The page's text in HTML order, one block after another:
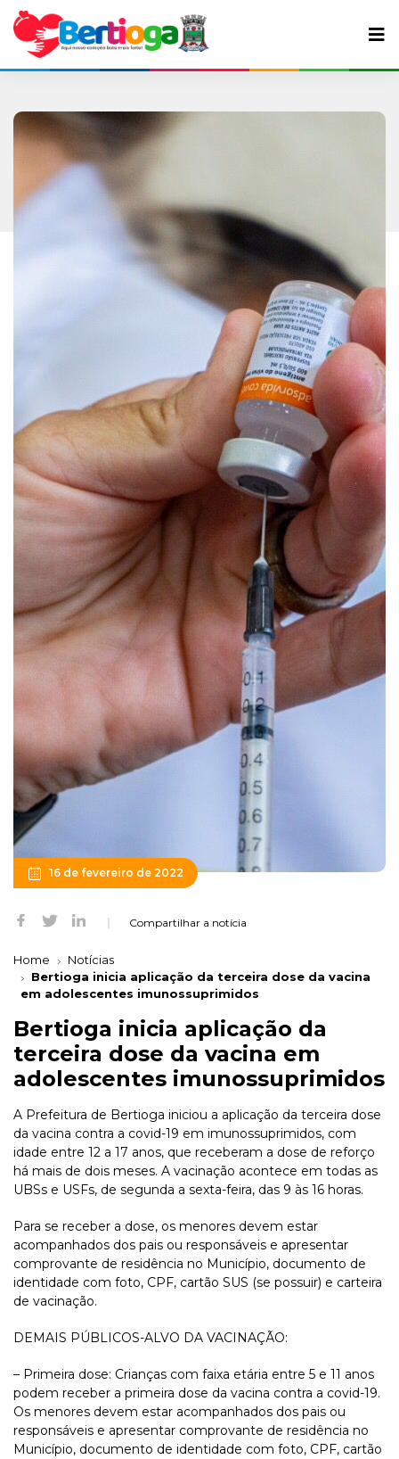
16 de fevereiro de 2022
Compartilhar a notícia
Home
Notícias
Bertioga inicia aplicação da terceira dose da vacina
em adolescentes imunossuprimidos
Bertioga inicia aplicação da
terceira dose da vacina em
adolescentes imunossuprimidos
A Prefeitura de Bertioga iniciou a aplicação da terceira dose
da vacina contra a covid-19 em imunossuprimidos, com
idade entre 12 a 17 anos, que receberam a dose de reforço
há mais de dois meses. A vacinação acontece em todas as
UBSs e USFs, de segunda a sexta-feira, das 9 às 16 horas.
Para se receber a dose, os menores devem estar
acompanhados dos pais ou responsáveis e apresentar
comprovante de residência no Município, documento de
identidade com foto, CPF, cartão SUS (se possuir) e carteira
de vacinação.
DEMAIS PÚBLICOS-ALVO DA VACINAÇÃO:
– Primeira dose: Crianças com faixa etária entre 5 e 11 anos
podem receber a primeira dose da vacina contra a covid-19.
Os menores devem estar acompanhados dos pais ou
responsáveis e apresentar comprovante de residência no
Município, documento de identidade com foto, CPF, cartão